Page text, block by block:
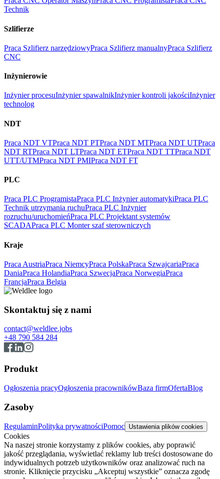
Technik
Szlifierze
Praca Szlifierz narzędziowyPraca Szlifierz manualnyPraca Szlifierz
CNC
Inżynierowie
Inżynier procesuInżynier spawalnikInżynier kontroli jakościInżynier
technolog
NDT
Praca NDT VTPraca NDT PTPraca NDT MTPraca NDT UTPraca
NDT RTPraca NDT LTPraca NDT ETPraca NDT TTPraca NDT
UTT/UTMPraca NDT PMIPraca NDT FT
PLC
Praca PLC ProgramistaPraca PLC Inżynier automatykiPraca PLC
Technik utrzymania ruchuPraca PLC Inżynier
rozruchu/uruchomieńPraca PLC Projektant systemów
SCADAPraca PLC Monter szaf sterowniczych
Kraje
Praca AustriaPraca NiemcyPraca PolskaPraca SzwajcariaPraca
DaniaPraca HolandiaPraca SzwecjaPraca NorwegiaPraca
FrancjaPraca Belgia
Skontaktuj się z nami
contact@weldlee.jobs
+48 790 584 284
Produkt
Ogłoszenia pracyOgłoszenia pracownikówBaza firmOfertaBlog
Zasoby
RegulaminPolityka prywatnościPomoc Ustawienia plików cookies
Cookies
Na naszej stronie korzystamy z plików cookies, aby poprawić
jakość przeglądania, wyświetlać reklamy lub treści dostosowane do
indywidualnych potrzeb użytkowników oraz analizować ruch na
stronie. Kliknięcie przycisku „Akceptuj wszystkie” oznacza zgodę